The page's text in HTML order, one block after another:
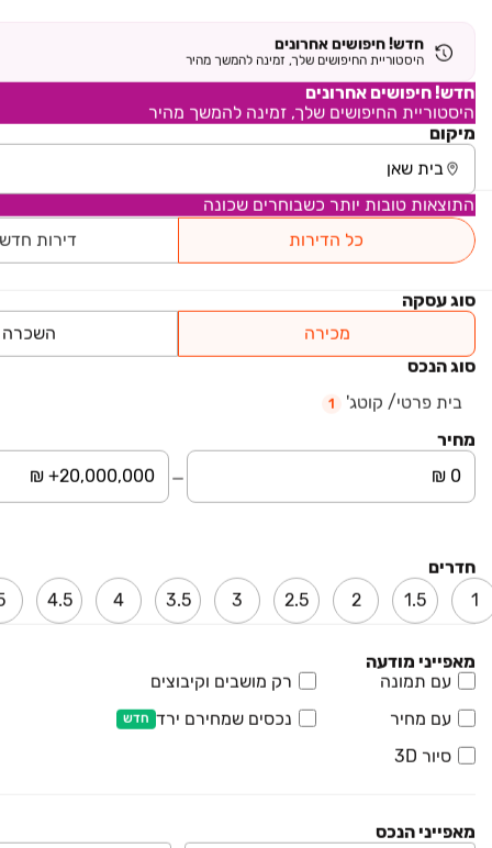
חדש! חיפושים אחרונים
היסטוריית החיפושים שלך, זמינה להמשך מהיר
חדש! חיפושים אחרונים
היסטוריית החיפושים שלך, זמינה להמשך מהיר
מיקום
התוצאות טובות יותר כשבוחרים שכונה
כל הדירות
דירות
סוג עסקה
מכירה
השכרה
סוג הנכס
בית פרטי/ קוטג'
1
מחיר
חדרים
1
1.5
2
2.5
3
3.5
4
4.5
מאפייני מודעה
עם תמונה
רק מושבים וקיבוצים
עם מחיר
נכסים שמחירם ירד חדש
סיור 3D
מאפייני הנכס
יהודה הלוי 17
בית פרטי/ קוטג', נוף שאן, בית שאן
6.5 חדרים • קומה ‎קרקע‏ • 270 מ״ר
חיים וייצמן 23
בית פרטי/ קוטג', נוף הגלעד, בית שאן
4 חדרים • קומה ‎קרקע‏ • 147 מ״ר
פרויקט חדש
דירת גן, גמלא, קצרין
5 חדרים • קומה קרקע • 122 מ״ר
בעל מאפיינים דומים לנכס
שחיפשת